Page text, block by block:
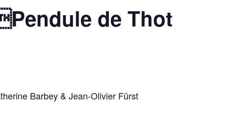
de Thot
Barbey & Jean-Olivier Fürst